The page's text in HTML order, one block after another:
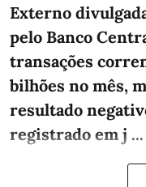
Externo
pelo Banco
transações
bilhões no mês,
resultado
registrado em j ...